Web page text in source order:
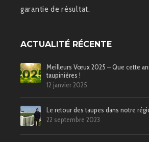
garantie de résultat.
ACTUALITÉ RÉCENTE
Meilleurs Vœux 2025 – Que cette
taupinières !
12 janvier 2025
Le retour des taupes dans notre
22 septembre 2023